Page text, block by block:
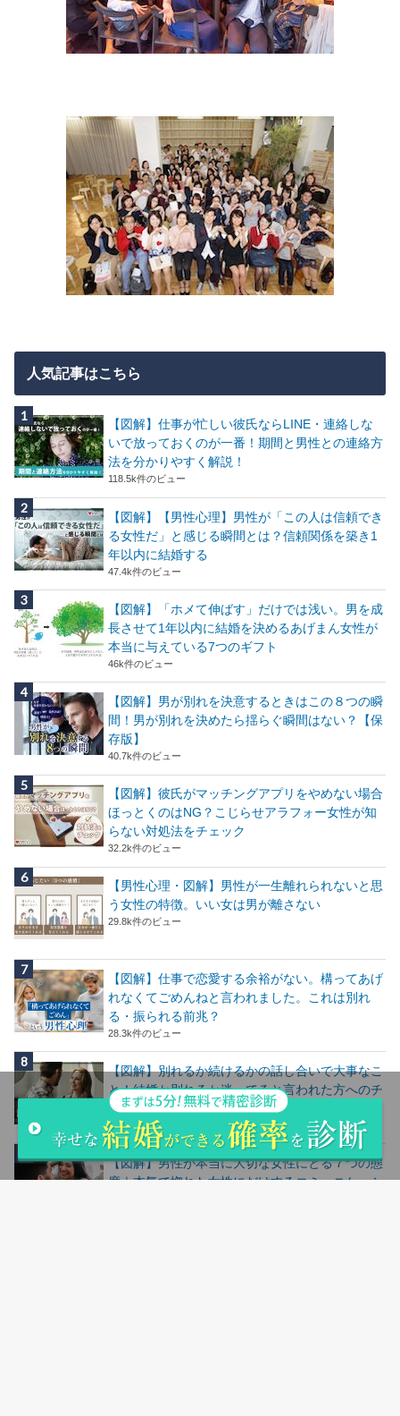
人気記事はこちら
【図解】仕事が忙しい彼氏ならLINE・連絡しな
いで放っておくのが一番！期間と男性との連絡方
法を分かりやすく解説！
118.5k件のビュー
【図解】【男性心理】男性が「この人は信頼でき
る女性だ」と感じる瞬間とは？信頼関係を築き1
年以内に結婚する
47.4k件のビュー
【図解】「ホメて伸ばす」だけでは浅い。男を成
長させて1年以内に結婚を決めるあげまん女性が
本当に与えている7つのギフト
46k件のビュー
【図解】男が別れを決意するときはこの８つの瞬
間！男が別れを決めたら揺らぐ瞬間はない？【保
存版】
40.7k件のビュー
【図解】彼氏がマッチングアプリをやめない場合
ほっとくのはNG？こじらせアラフォー女性が知
らない対処法をチェック
32.2k件のビュー
【男性心理・図解】男性が一生離れられないと思
う女性の特徴。いい女は男が離さない
29.8k件のビュー
【図解】仕事で恋愛する余裕がない。構ってあげ
れなくてごめんねと言われました。これは別れ
る・振られる前兆？
28.3k件のビュー
【図解】別れるか続けるかの話し合いで大事なこ
と！結婚か別れるか迷ってると言われた方へのチ
ェックリスト
28.2k件のビュー
【図解】男性が本当に大切な女性にとる７つの態
度｜本気で惚れた女性にだけするコミュニケーシ